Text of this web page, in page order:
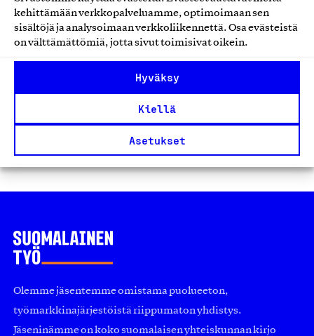
kehittämään verkkopalveluamme, optimoimaan sen
sisältöjä ja analysoimaan verkkoliikennettä. Osa evästeistä
on välttämättömiä, jotta sivut toimisivat oikein.
Hyväksy
Kiellä
Asetukset
Kuntoilu- ja urheiluvälineet
123
Olemme jäsentemme omistama puolueeton,
työmarkkinajärjestöistä riippumaton yhdistys.
Jäseninämme on koko suomalaisen yhteiskunnan kirjo